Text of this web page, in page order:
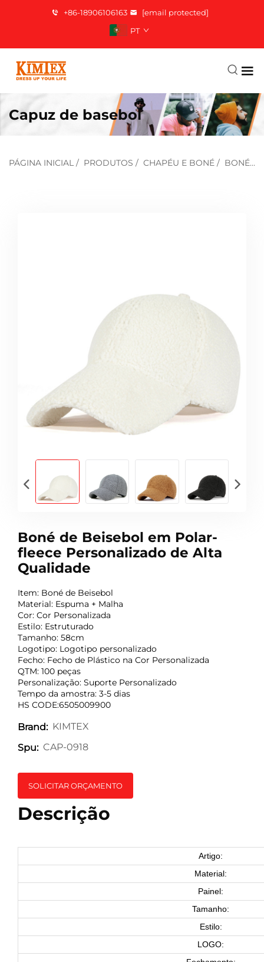
+86-18906106163
[email protected]
PT
Capuz de basebol
PÁGINA INICIAL / PRODUTOS / CHAPÉU E BONÉ / BONÉ DE BEISEBOL
Boné de Beisebol em Polar-
fleece Personalizado de Alta
Qualidade
Item: Boné de Beisebol
Material: Espuma + Malha
Cor: Cor Personalizada
Estilo: Estruturado
Tamanho: 58cm
Logotipo: Logotipo personalizado
Fecho: Fecho de Plástico na Cor Personalizada
QTM: 100 peças
Personalização: Suporte Personalizado
Tempo da amostra: 3-5 dias
HS CODE:6505009900
Brand: KIMTEX
Spu: CAP-0918
SOLICITAR ORÇAMENTO
Descrição
Artigo:
Material:
Painel:
Tamanho:
Estilo:
LOGO: